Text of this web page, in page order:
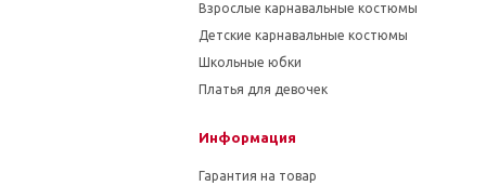
Взрослые карнавальные костюмы
Детские карнавальные костюмы
Школьные юбки
Платья для девочек
Информация
Гарантия на товар